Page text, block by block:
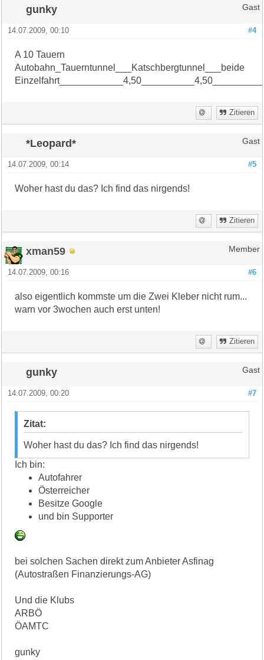
gunky Gast
#4
14.07.2009, 00:10
A 10 Tauern
Autobahn_Tauerntunnel___Katschbergtunnel___beide
Zitieren
*Leopard* Gast
#5
14.07.2009, 00:14
Woher hast du das? Ich find das nirgends!
Zitieren
xman59 Member
#6
14.07.2009, 00:16
also eigentlich kommste um die Zwei Kleber nicht rum...
warn vor 3wochen auch erst unten!
Zitieren
gunky Gast
#7
14.07.2009, 00:20
Zitat:
Woher hast du das? Ich find das nirgends!
Ich bin:
Autofahrer
Österreicher
Besitze Google
und bin Supporter
bei solchen Sachen direkt zum Anbieter Asfinag
(Autostraßen Finanzierungs-AG)
Und die Klubs
ARBÖ
ÖAMTC
gunky